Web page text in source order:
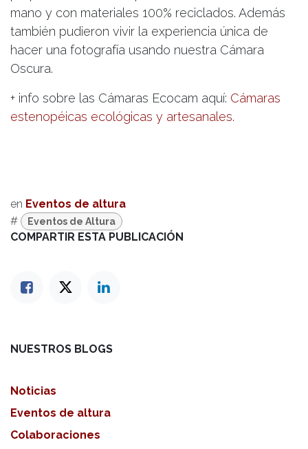
mano y con materiales 100% reciclados. Además
también pudieron vivir la experiencia única de
hacer una fotografía usando nuestra Cámara
Oscura.
+ info sobre las Cámaras Ecocam aquí: Cámaras
estenopéicas ecológicas y artesanales.
en Eventos de altura
#
Eventos de Altura
COMPARTIR ESTA PUBLICACIÓN
NUESTROS BLOGS
Noticias
Eventos de altura
Colaboraciones